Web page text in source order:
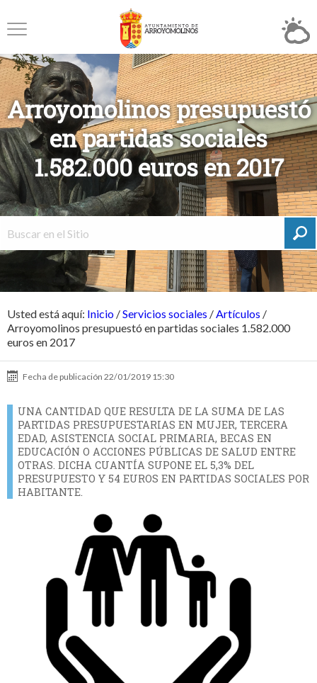
Arroyomolinos presupuestó
en partidas sociales
1.582.000 euros en 2017
Usted está aquí: Inicio /Servicios sociales /Artículos /
Arroyomolinos presupuestó en partidas sociales 1.582.000
euros en 2017
Fecha de publicación 22/01/2019 15:30
UNA CANTIDAD QUE RESULTA DE LA SUMA DE LAS
PARTIDAS PRESUPUESTARIAS EN MUJER, TERCERA
EDAD, ASISTENCIA SOCIAL PRIMARIA, BECAS EN
EDUCACIÓN O ACCIONES PÚBLICAS DE SALUD ENTRE
OTRAS. DICHA CUANTÍA SUPONE EL 5,3% DEL
PRESUPUESTO Y 54 EUROS EN PARTIDAS SOCIALES POR
HABITANTE.